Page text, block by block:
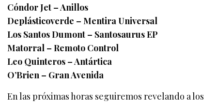
Cóndor Jet – Anillos
Deplásticoverde – Mentira Universal
Los Santos Dumont – Santosaurus EP
Matorral – Remoto Control
Leo Quinteros – Antártica
O’Brien – Gran Avenida
En las próximas horas seguiremos revelando a los